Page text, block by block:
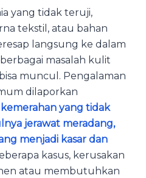
yang tidak teruji,
tekstil, atau bahan
langsung ke dalam
masalah kulit
muncul. Pengalaman
dilaporkan
kemerahan yang tidak
jerawat meradang,
menjadi kasar dan
kasus, kerusakan
atau membutuhkan